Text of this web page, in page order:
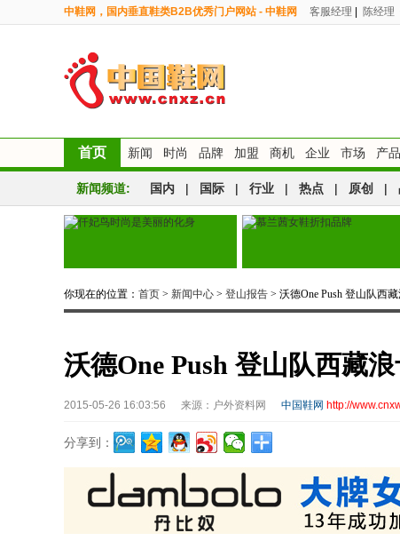
中鞋网，国内垂直鞋类B2B优秀门户网站 - 中鞋网 客服经理 陈经理
首页 新闻 时尚 品牌 加盟 商机 企业 市场 产品
新闻频道: 国内 | 国际 | 行业 | 热点 | 原创 |
你现在的位置： 首页 > 新闻中心 > 登山报告 > 沃德One Push 登山队西
沃德One Push 登山队西藏
2015-05-26 16:03:56 来源：户外资料网 中国鞋网 http://
分享到：